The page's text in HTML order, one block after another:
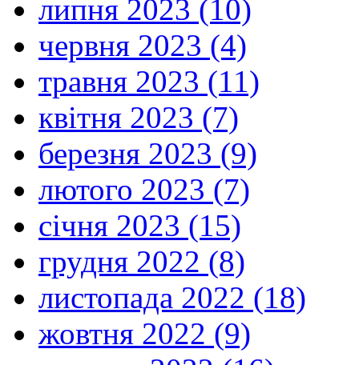
липня 2023 (10)
червня 2023 (4)
травня 2023 (11)
квітня 2023 (7)
березня 2023 (9)
лютого 2023 (7)
січня 2023 (15)
грудня 2022 (8)
листопада 2022 (18)
жовтня 2022 (9)